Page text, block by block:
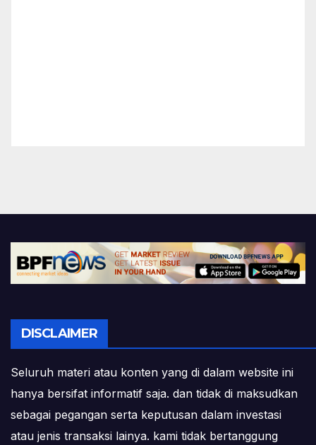
DISCLAIMER
Seluruh materi atau konten yang di dalam website ini
hanya bersifat informatif saja. dan tidak di maksudkan
sebagai pegangan serta keputusan dalam investasi
atau jenis transaksi lainya. kami tidak bertanggung